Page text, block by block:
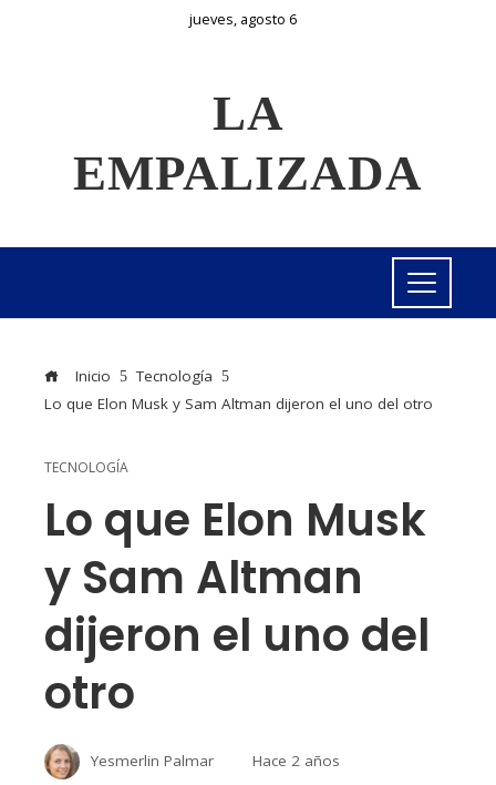
jueves, agosto 6
LA
EMPALIZADA
Inicio
Tecnología
Lo que Elon Musk y Sam Altman dijeron el uno del otro
TECNOLOGÍA
Lo que Elon Musk
y Sam Altman
dijeron el uno del
otro
Yesmerlin Palmar Hace 2 años